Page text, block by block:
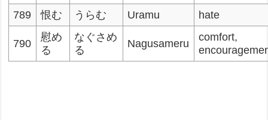
789 恨む うらむ Uramu hate
790
慰め
る
なぐさめ
る
Nagusameru
comfort,